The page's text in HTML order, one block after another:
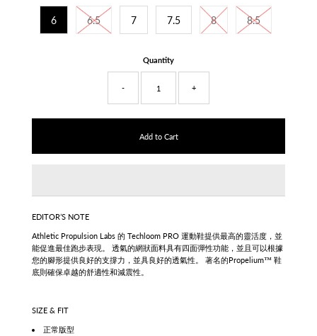
6 6.5 7 7.5 8 8.5
Quantity
- +
EDITOR’S NOTE
Athletic Propulsion Labs 的 Techloom PRO 運動鞋提供最高的靈活度，並
能促進最佳跑步表現。 透氣的網狀面料具有四面彈性功能，並且可以根據
您的腳形提供良好的支撐力，並具良好的透氣性。 著名的Propelium™ 鞋
底則確保卓越的舒適性和減震性。
SIZE & FIT
正常版型